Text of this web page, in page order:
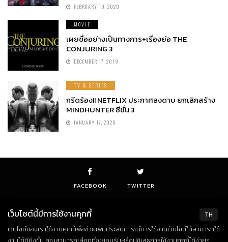
FEBRUARY 19, 2020
MOVIE
เผยชื่ออย่างเป็นทางการ+เรื่องย่อ THE
CONJURING 3
DECEMBER 17, 2019
TV & SERIES
กรีดร้อง!! NETFLIX ประกาศลงดาบ ยกเลิกสร้าง
MINDHUNTER ซีซั่น 3
JANUARY 17, 2020
FACEBOOK TWITTER
© Copyright 2018. All Rights Reserved
TH
เว็บไซต์นี้มีการใช้งานคุกกี้
เว็บไซต์ของเราใช้งานคุกกี้เพื่อช่วยเพิ่มประสบการณ์การใช้งานเว็บไซต์ให้สามารถใช้